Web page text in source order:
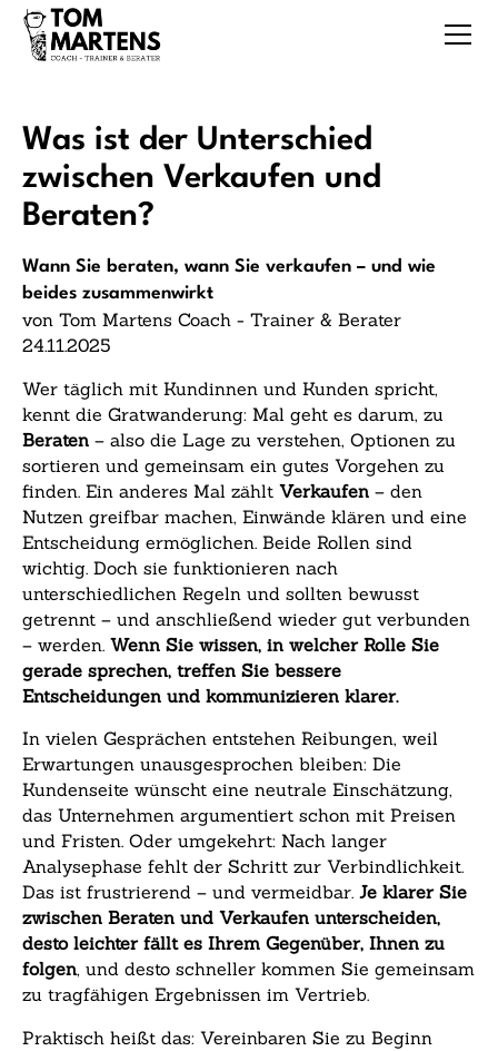
Was ist der Unterschied
zwischen Verkaufen und
Beraten?
Wann Sie beraten, wann Sie verkaufen – und wie
beides zusammenwirkt
von Tom Martens Coach - Trainer & Berater
24.11.2025
Wer täglich mit Kundinnen und Kunden spricht,
kennt die Gratwanderung: Mal geht es darum, zu
Beraten– also die Lage zu verstehen, Optionen zu
sortieren und gemeinsam ein gutes Vorgehen zu
finden. Ein anderes Mal zählt Verkaufen– den
Nutzen greifbar machen, Einwände klären und eine
Entscheidung ermöglichen. Beide Rollen sind
wichtig. Doch sie funktionieren nach
unterschiedlichen Regeln und sollten bewusst
getrennt – und anschließend wieder gut verbunden
– werden. Wenn Sie wissen, in welcher Rolle Sie
gerade sprechen, treffen Sie bessere
Entscheidungen und kommunizieren klarer.
In vielen Gesprächen entstehen Reibungen, weil
Erwartungen unausgesprochen bleiben: Die
Kundenseite wünscht eine neutrale Einschätzung,
das Unternehmen argumentiert schon mit Preisen
und Fristen. Oder umgekehrt: Nach langer
Analysephase fehlt der Schritt zur Verbindlichkeit.
Das ist frustrierend – und vermeidbar. Je klarer Sie
zwischen Beraten und Verkaufen unterscheiden,
desto leichter fällt es Ihrem Gegenüber, Ihnen zu
folgen, und desto schneller kommen Sie gemeinsam
zu tragfähigen Ergebnissen im Vertrieb.
Praktisch heißt das: Vereinbaren Sie zu Beginn